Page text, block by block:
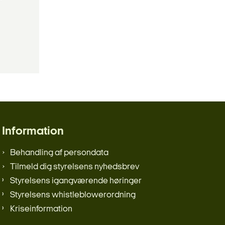
Information
Behandling af persondata
Tilmeld dig styrelsens nyhedsbrev
Styrelsens igangværende høringer
Styrelsens whistleblowerordning
Kriseinformation